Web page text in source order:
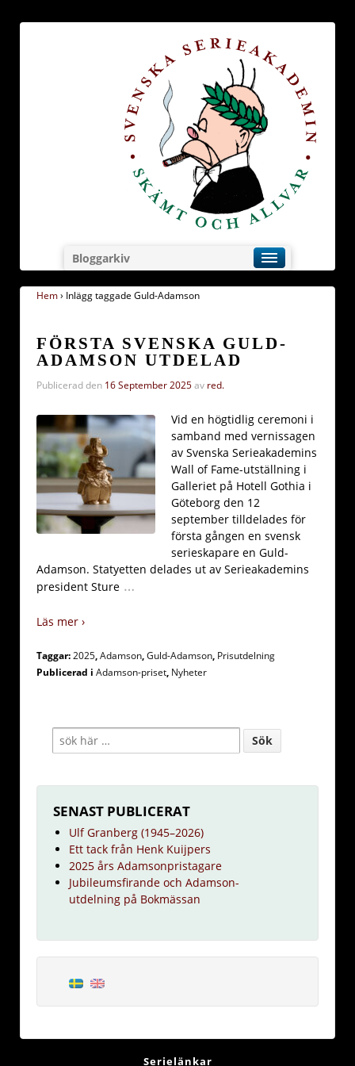
Bloggarkiv
Hem› Inlägg taggade Guld-Adamson
FÖRSTA SVENSKA GULD-
ADAMSON UTDELAD
Publicerad den 16 September 2025av red.
Vid en högtidlig ceremoni i
samband med vernissagen
av Svenska Serieakademins
Wall of Fame-utställning i
Galleriet på Hotell Gothia i
Göteborg den 12
september tilldelades för
första gången en svensk
serieskapare en Guld-
Adamson. Statyetten delades ut av Serieakademins
president Sture …
Läs mer ›
Taggar:2025,Adamson,Guld-Adamson, Prisutdelning
Publicerad i Adamson-priset, Nyheter
SENAST PUBLICERAT
Ulf Granberg (1945–2026)
Ett tack från Henk Kuijpers
2025 års Adamsonpristagare
Jubileumsfirande och Adamson-
utdelning på Bokmässan
Serielänkar